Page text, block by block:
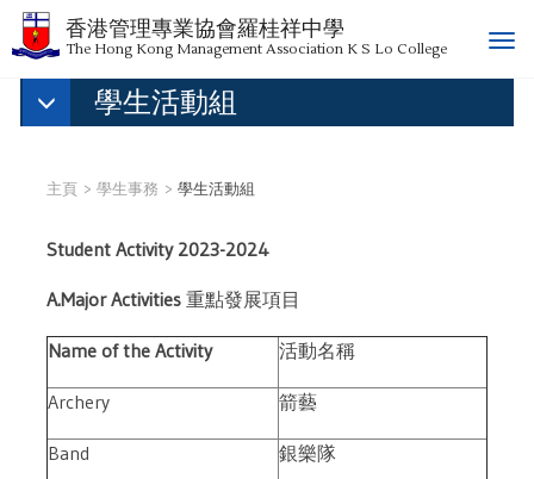
香港管理專業協會羅桂祥中學
The Hong Kong Management Association K S Lo College
T
g
學生活動組
主頁 學生事務 學生活動組
Student Activity 2023-2024
A.Major Activities 重點發展項目
Name of the Activity 活動名稱
Archery 箭藝
Band 銀樂隊